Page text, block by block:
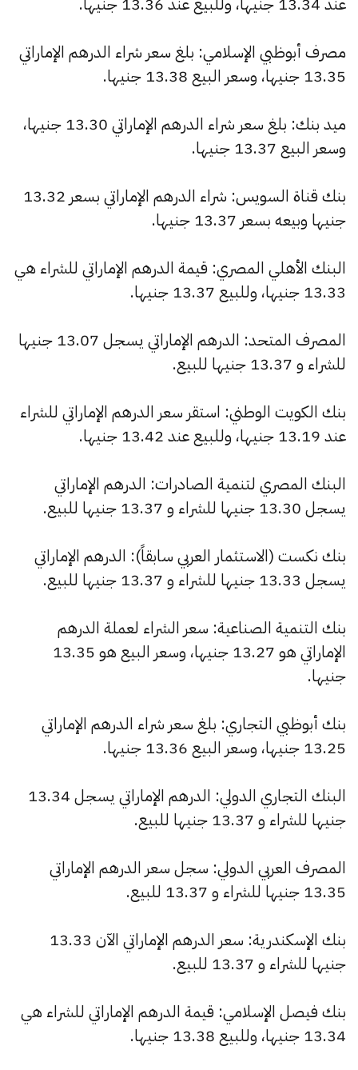
مصرف أبوظبي الإسلامي: بلغ سعر شراء الدرهم الإماراتي
13.35 جنيها، وسعر البيع 13.38 جنيها.
ميد بنك: بلغ سعر شراء الدرهم الإماراتي 13.30 جنيها،
وسعر البيع 13.37 جنيها.
بنك قناة السويس: شراء الدرهم الإماراتي بسعر 13.32
جنيها وبيعه بسعر 13.37 جنيها.
البنك الأهلي المصري: قيمة الدرهم الإماراتي للشراء هي
13.33 جنيها، وللبيع 13.37 جنيها.
المصرف المتحد: الدرهم الإماراتي يسجل 13.07 جنيها
للشراء و 13.37 جنيها للبيع.
بنك الكويت الوطني: استقر سعر الدرهم الإماراتي للشراء
عند 13.19 جنيها، وللبيع عند 13.42 جنيها.
البنك المصري لتنمية الصادرات: الدرهم الإماراتي
يسجل 13.30 جنيها للشراء و 13.37 جنيها للبيع.
بنك نكست (الاستثمار العربي سابقاً): الدرهم الإماراتي
يسجل 13.33 جنيها للشراء و 13.37 جنيها للبيع.
بنك التنمية الصناعية: سعر الشراء لعملة الدرهم
الإماراتي هو 13.27 جنيها، وسعر البيع هو 13.35
جنيها.
بنك أبوظبي التجاري: بلغ سعر شراء الدرهم الإماراتي
13.25 جنيها، وسعر البيع 13.36 جنيها.
البنك التجاري الدولي: الدرهم الإماراتي يسجل 13.34
جنيها للشراء و 13.37 جنيها للبيع.
المصرف العربي الدولي: سجل سعر الدرهم الإماراتي
13.35 جنيها للشراء و 13.37 للبيع.
بنك الإسكندرية: سعر الدرهم الإماراتي الآن 13.33
جنيها للشراء و 13.37 للبيع.
بنك فيصل الإسلامي: قيمة الدرهم الإماراتي للشراء هي
13.34 جنيها، وللبيع 13.38 جنيها.